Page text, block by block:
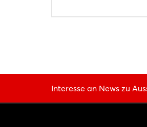
Interesse an News zu